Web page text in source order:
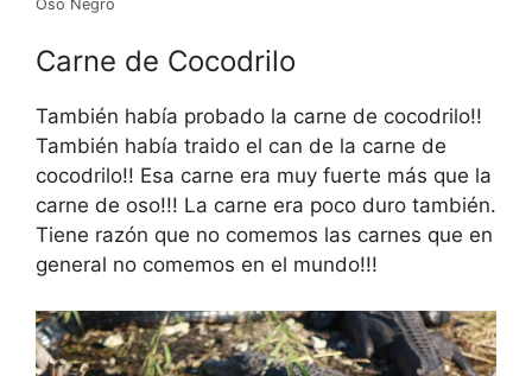
Oso Negro
Carne de Cocodrilo
También había probado la carne de cocodrilo!!
También había traido el can de la carne de
cocodrilo!! Esa carne era muy fuerte más que la
carne de oso!!! La carne era poco duro también.
Tiene razón que no comemos las carnes que en
general no comemos en el mundo!!!